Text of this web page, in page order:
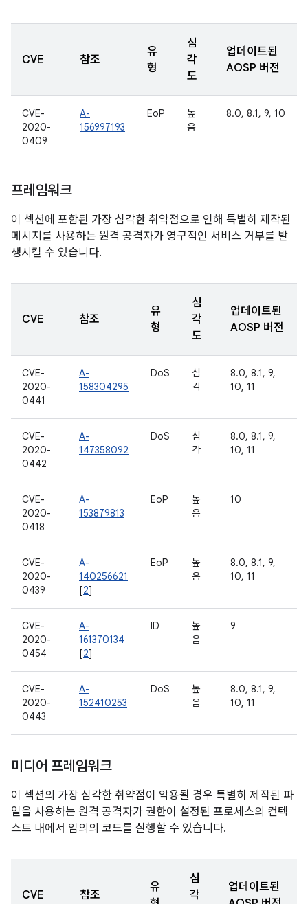
CVE 참조
유
형
심
각
도
업데이트된
AOSP 버전
CVE-
2020-
0409
A-
156997193
EoP
높
음
8.0, 8.1, 9, 10
프레임워크
이 섹션에 포함된 가장 심각한 취약점으로 인해 특별히 제작된
메시지를 사용하는 원격 공격자가 영구적인 서비스 거부를 발
생시킬 수 있습니다.
CVE 참조
유
형
심
각
도
업데이트된
AOSP 버전
CVE-
2020-
0441
A-
158304295
DoS
심
각
8.0, 8.1, 9,
10, 11
CVE-
2020-
0442
A-
147358092
DoS
심
각
8.0, 8.1, 9,
10, 11
CVE-
2020-
0418
A-
153879813
EoP
높
음
10
CVE-
2020-
0439
A-
140256621
[2]
EoP
높
음
8.0, 8.1, 9,
10, 11
CVE-
2020-
0454
A-
161370134
[2]
ID
높
음
9
CVE-
2020-
0443
A-
152410253
DoS
높
음
8.0, 8.1, 9,
10, 11
미디어 프레임워크
이 섹션의 가장 심각한 취약점이 악용될 경우 특별히 제작된 파
일을 사용하는 원격 공격자가 권한이 설정된 프로세스의 컨텍
스트 내에서 임의의 코드를 실행할 수 있습니다.
CVE 참조
유
심
각
업데이트된